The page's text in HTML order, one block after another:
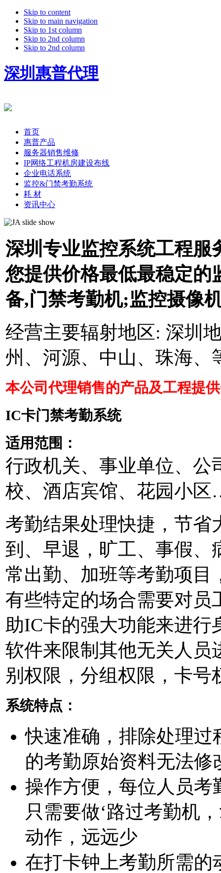
Skip to content
Skip to main navigation
Skip to 1st column
Skip to 2nd column
Skip to 2nd column
深圳惠普代理
首页
惠普产品
服务器销售维修
IP网络工程机房建设布线
企业电话系统
监控&门禁考勤系统
耗 材
资讯中心
深圳专业监控系统工程
您提供价格最低最稳定的
备,门禁考勤机;监控摄像
经营主要辐射地区: 深圳
州、河源、中山、珠海、
本公司代理销售的产品及工程提
IC卡门禁考勤系统
适用范围：
行政机关、事业单位、公
校、酒店宾馆、花园小
考勤结果处理快捷，节省
到、早退，旷工、事假、
常出勤、加班等考勤项目
有些特定的场合需要对员
助IC卡的强大功能来进行
软件来限制其他无关人员
别权限，分组权限，卡号
系统特点：
快速准确，排除处理过
的考勤原始资料无法修
操作方便，每位人员考
只需要做‘路过考勤机
动作，远远少
在打卡钟上考勤所需的